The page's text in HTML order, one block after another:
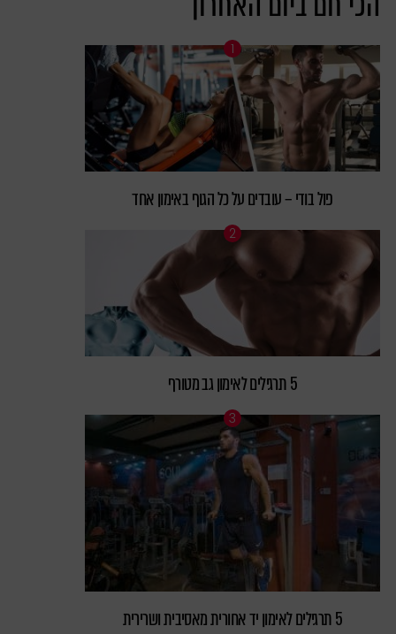
פול בודי – עובדים על כל הגוף באימון אחד
5 תרגילים לאימון גב מטורף
5 תרגילים לאימון יד אחורית מאסיבית ושרירית